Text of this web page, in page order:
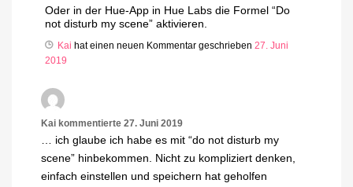
Oder in der Hue-App in Hue Labs die Formel “Do
not disturb my scene” aktivieren.
Kai hat einen neuen Kommentar geschrieben 27. Juni
2019
Kai kommentierte 27. Juni 2019
… ich glaube ich habe es mit “do not disturb my
scene” hinbekommen. Nicht zu kompliziert denken,
einfach einstellen und speichern hat geholfen